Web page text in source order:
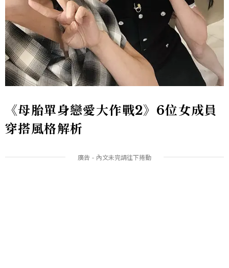
《母胎單身戀愛大作戰2》6位女成員
穿搭風格解析